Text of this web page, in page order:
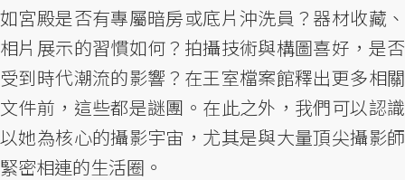
如宮殿是否有專屬暗房或底片沖洗員？器材收藏、
相片展示的習慣如何？拍攝技術與構圖喜好，是否
受到時代潮流的影響？在王室檔案館釋出更多相關
文件前，這些都是謎團。在此之外，我們可以認識
以她為核心的攝影宇宙，尤其是與大量頂尖攝影師
緊密相連的生活圈。